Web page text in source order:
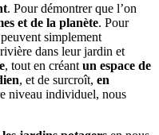
. Pour démontrer que l’on
et de la planète. Pour
simplement
dans leur jardin et
, tout en créant un espace de
, et de surcroît, en
niveau individuel, nous